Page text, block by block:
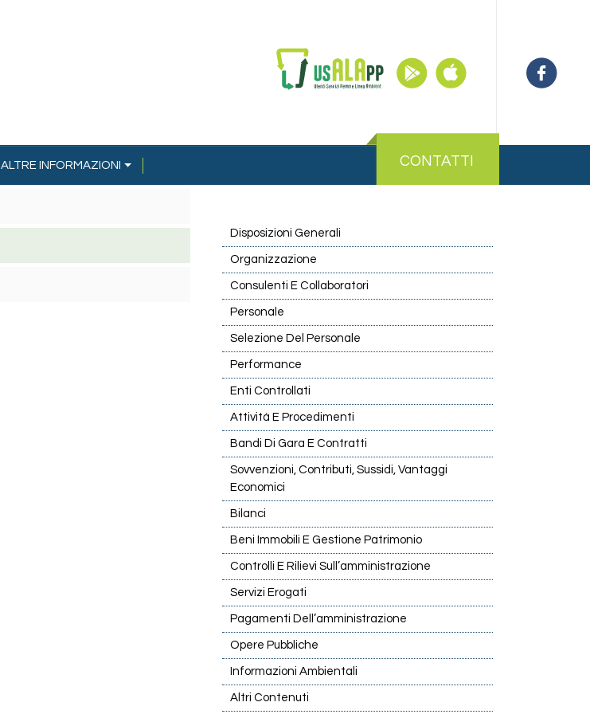
ALTRE INFORMAZIONI CONTATTI
Disposizioni Generali
Organizzazione
Consulenti E Collaboratori
Personale
Selezione Del Personale
Performance
Enti Controllati
Attività E Procedimenti
Bandi Di Gara E Contratti
Sovvenzioni, Contributi, Sussidi, Vantaggi
Economici
Bilanci
Beni Immobili E Gestione Patrimonio
Controlli E Rilievi Sull’amministrazione
Servizi Erogati
Pagamenti Dell’amministrazione
Opere Pubbliche
Informazioni Ambientali
Altri Contenuti